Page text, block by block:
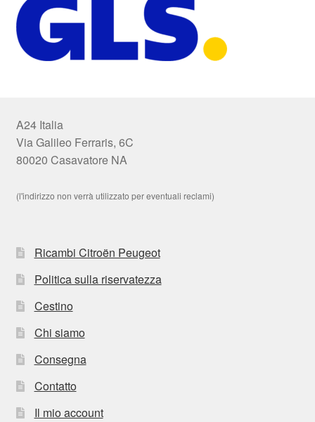
A24 Italia
Via Galileo Ferraris, 6C
80020 Casavatore NA
(l'indirizzo non verrà utilizzato per eventuali reclami)
Ricambi Citroën Peugeot
Politica sulla riservatezza
Cestino
Chi siamo
Consegna
Contatto
Il mio account